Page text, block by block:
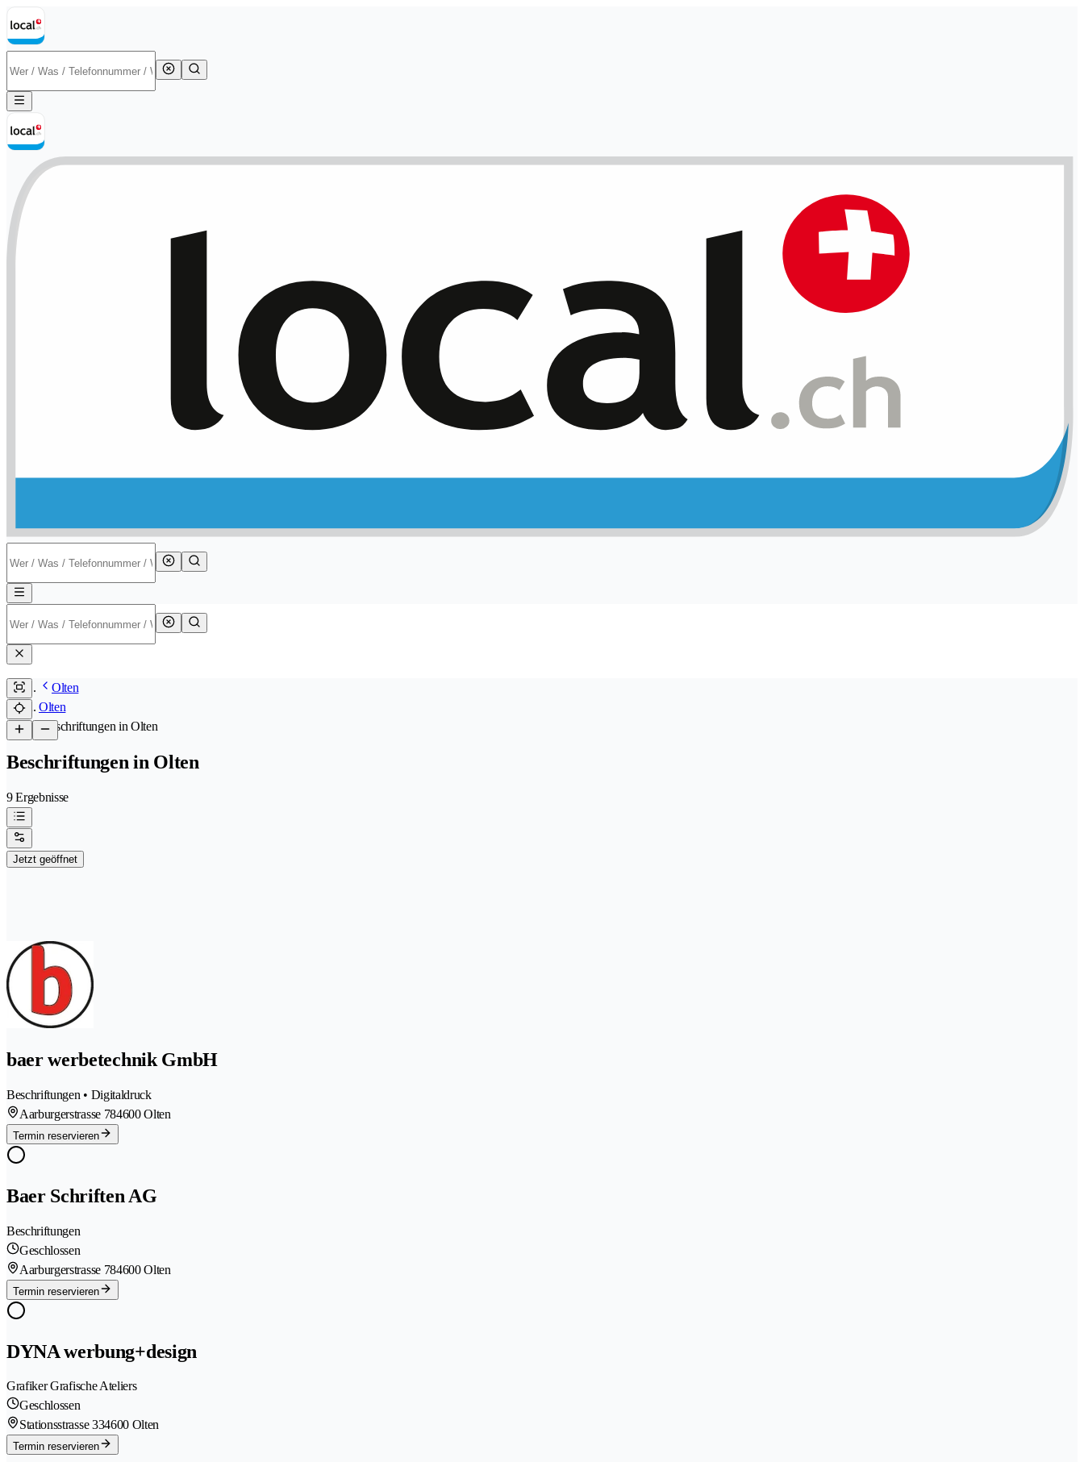
Olten
Olten
/Beschriftungen in Olten
Beschriftungen in Olten
9 Ergebnisse
Jetzt geöffnet
baer werbetechnik GmbH
Beschriftungen • Digitaldruck
Aarburgerstrasse 784600 Olten
Termin reservieren
Baer Schriften AG
Beschriftungen
Geschlossen
Aarburgerstrasse 784600 Olten
Termin reservieren
DYNA werbung+design
Grafiker Grafische Ateliers
Geschlossen
Stationsstrasse 334600 Olten
Termin reservieren